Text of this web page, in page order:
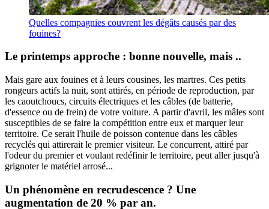
Quelles compagnies couvrent les dégâts causés par des
fouines?
Le printemps approche : bonne nouvelle, mais ..
Mais gare aux fouines et à leurs cousines, les martres. Ces petits
rongeurs actifs la nuit, sont attirés, en période de reproduction, par
les caoutchoucs, circuits électriques et les câbles (de batterie,
d'essence ou de frein) de votre voiture. A partir d'avril, les mâles sont
susceptibles de se faire la compétition entre eux et marquer leur
territoire. Ce serait l'huile de poisson contenue dans les câbles
recyclés qui attirerait le premier visiteur. Le concurrent, attiré par
l'odeur du premier et voulant redéfinir le territoire, peut aller jusqu'à
grignoter le matériel arrosé...
Un phénomène en recrudescence ? Une
augmentation de 20 % par an.